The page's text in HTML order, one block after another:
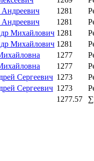
1281
1281
Михайлович 1281
Михайлович 1281
1277
1277
Сергеевич 1273
Сергеевич 1273
1277.57 ∑